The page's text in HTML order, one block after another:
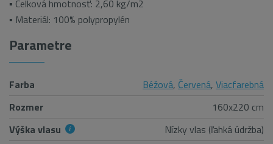
▪ Celková hmotnosť: 2,60 kg/m2
▪ Materiál: 100% polypropylén
Parametre
Farba Béžová, Červená, Viacfarebná
Rozmer
160x220 cm
Výška vlasu
Nízky vlas (ľahká údržba)